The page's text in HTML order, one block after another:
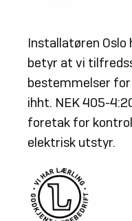
Installatøren
betyr at vi
bestemmelser
ihht. NEK 405-
foretak for
elektrisk utstyr.